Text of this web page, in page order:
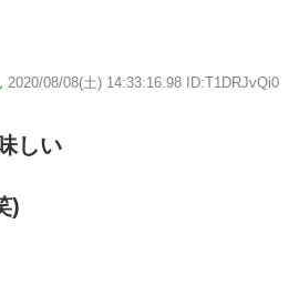
2020/08/08(土) 14:33:16.98 ID:T1DRJvQi0
しい
)